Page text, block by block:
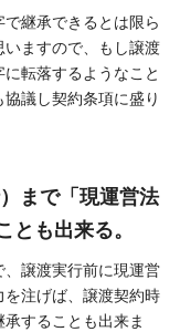
継承できるとは限ら
ますので、もし譲渡
転落するようなこと
議し契約条項に盛り
まで「現運営法
とも出来る。
譲渡実行前に現運営
注げば、譲渡契約時
することも出来ま